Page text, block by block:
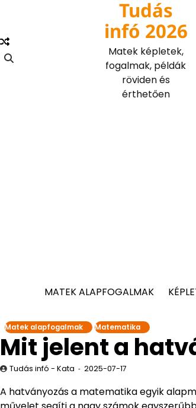
content
Tudás
infó 2026
Matek képletek,
fogalmak, példák
röviden és
érthetően
MATEK ALAPFOGALMAK
Matek alapfogalmak Matematika
Mit jelent a
Tudás infó - Kata 2025-07-17
A hatványozás a matematika egyik